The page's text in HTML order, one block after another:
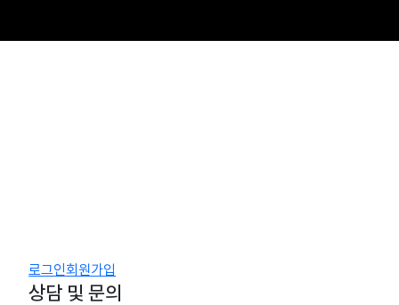
로그인회원가입
상담 및 문의